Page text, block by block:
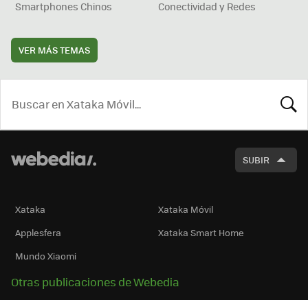
Smartphones Chinos
Conectividad y Redes
VER MÁS TEMAS
SUBIR
Xataka
Xataka Móvil
Applesfera
Xataka Smart Home
Mundo Xiaomi
Otras publicaciones de Webedia